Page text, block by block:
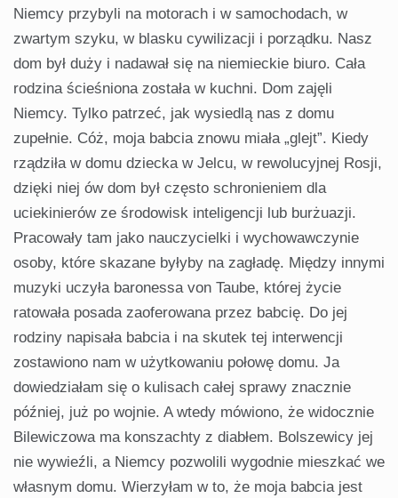
Niemcy przybyli na motorach i w samochodach, w
zwartym szyku, w blasku cywilizacji i porządku. Nasz
dom był duży i nadawał się na niemieckie biuro. Cała
rodzina ścieśniona została w kuchni. Dom zajęli
Niemcy. Tylko patrzeć, jak wysiedlą nas z domu
zupełnie. Cóż, moja babcia znowu miała „glejt”. Kiedy
rządziła w domu dziecka w Jelcu, w rewolucyjnej Rosji,
dzięki niej ów dom był często schronieniem dla
uciekinierów ze środowisk inteligencji lub burżuazji.
Pracowały tam jako nauczycielki i wychowawczynie
osoby, które skazane byłyby na zagładę. Między innymi
muzyki uczyła baronessa von Taube, której życie
ratowała posada zaoferowana przez babcię. Do jej
rodziny napisała babcia i na skutek tej interwencji
zostawiono nam w użytkowaniu połowę domu. Ja
dowiedziałam się o kulisach całej sprawy znacznie
później, już po wojnie. A wtedy mówiono, że widocznie
Bilewiczowa ma konszachty z diabłem. Bolszewicy jej
nie wywieźli, a Niemcy pozwolili wygodnie mieszkać we
własnym domu. Wierzyłam w to, że moja babcia jest